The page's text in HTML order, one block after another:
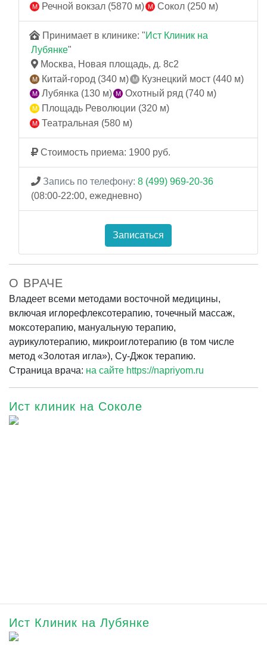
Речной вокзал (5870 м)
Сокол (250 м)
Принимает в клинике: "Ист Клиник на
Лубянке"
Москва, Новая площадь, д. 8с2
Китай-город (340 м)
Кузнецкий мост (440 м)
Лубянка (130 м)
Охотный ряд (740 м)
Площадь Революции (320 м)
Театральная (580 м)
Стоимость приема: 1900 руб.
Запись по телефону: 8 (499) 969-20-36
(08:00-22:00, ежедневно)
Записаться
О ВРАЧЕ
Владеет всеми методами восточной медицины,
включая иглорефлексотерапию, точечный массаж,
моксотерапию, мануальную терапию,
аурикулотерапию, микроиглотерапию (в том числе
метод «Золотая игла»), Су-Джок терапию.
Страница врача: на сайте https://napriyom.ru
Ист клиник на Соколе
Ист Клиник на Лубянке